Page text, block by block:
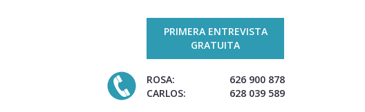
PRIMERA ENTREVISTA
GRATUITA
ROSA:
626 900 878
CARLOS:
628 039 589